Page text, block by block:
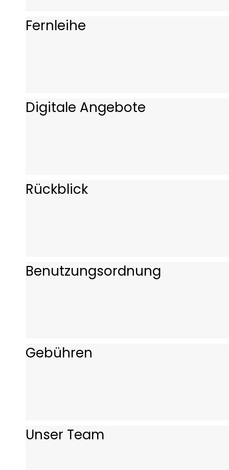
Fernleihe
Digitale Angebote
Rückblick
Benutzungsordnung
Gebühren
Unser Team